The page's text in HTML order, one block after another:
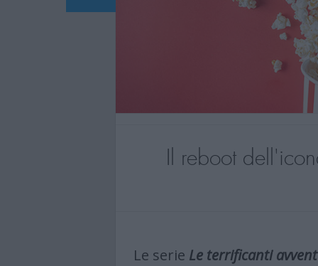
Il reboot
Le serie Le terrificanti